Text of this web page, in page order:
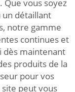
Que vous soyez
un détaillant
notre gamme
continues et
dès maintenant
produits de la
pour vos
site peut vous